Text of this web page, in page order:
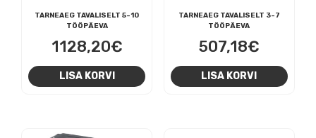
TARNEAEG TAVALISELT 5-10
TÖÖPÄEVA
1128,20€
LISA KORVI
TARNEAEG TAVALISELT 3-7
TÖÖPÄEVA
507,18€
LISA KORVI